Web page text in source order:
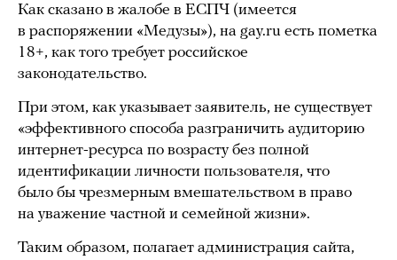
Как сказано в жалобе в ЕСПЧ (имеется
в распоряжении «Медузы»), на gay.ru есть пометка
18+, как того требует российское
законодательство.
При этом, как указывает заявитель, не существует
«эффективного способа разграничить аудиторию
интернет-ресурса по возрасту без полной
идентификации личности пользователя, что
было бы чрезмерным вмешательством в право
на уважение частной и семейной жизни».
Таким образом, полагает администрация сайта,